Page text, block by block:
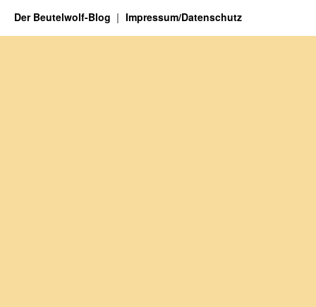
Der Beutelwolf-Blog Impressum/Datenschutz